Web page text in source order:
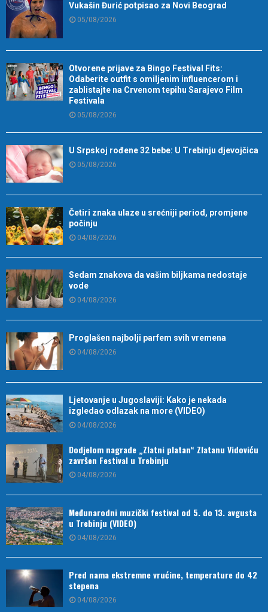
Vukašin Đurić potpisao za Novi Beograd
05/08/2026
Otvorene prijave za Bingo Festival Fits:
Odaberite outfit s omiljenim influencerom i
zablistajte na Crvenom tepihu Sarajevo Film
Festivala
05/08/2026
U Srpskoj rođene 32 bebe: U Trebinju djevojčica
05/08/2026
Četiri znaka ulaze u srećniji period, promjene
počinju
04/08/2026
Sedam znakova da vašim biljkama nedostaje
vode
04/08/2026
Proglašen najbolji parfem svih vremena
04/08/2026
Ljetovanje u Jugoslaviji: Kako je nekada
izgledao odlazak na more (VIDEO)
04/08/2026
Dodjelom nagrade „Zlatni platan“ Zlatanu Vidoviću
završen Festival u Trebinju
04/08/2026
Međunarodni muzički festival od 5. do 13. avgusta
u Trebinju (VIDEO)
04/08/2026
Pred nama ekstremne vrućine, temperature do 42
stepena
04/08/2026